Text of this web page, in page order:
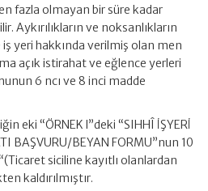
fazla olmayan bir süre kadar
Aykırılıkların ve noksanlıkların
yeri hakkında verilmiş olan men
açık istirahat ve eğlence yerleri
6 ncı ve 8 inci madde
eki “ÖRNEK l”deki “SIHHÎ İŞYERİ
BAŞVURU/BEYAN FORMU”nun 10
siciline kayıtlı olanlardan
kaldırılmıştır.